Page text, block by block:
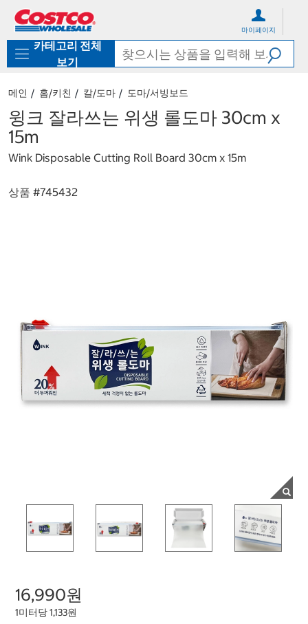
로
기
가
마이페이지
카테고리 전체
보기
메인 홈/키친 칼/도마 도마/서빙보드
윙크 잘라쓰는 위생 롤도마 30cm x
15m
Wink Disposable Cutting Roll Board 30cm x 15m
상품 #745432
16,990원
1미터당 1,133원